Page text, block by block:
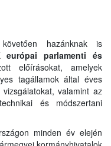
hazánknak is
európai parlamenti és
előírásokat, amelyek
tagállamok által éves
valamint az
és módszertani
minden év elején